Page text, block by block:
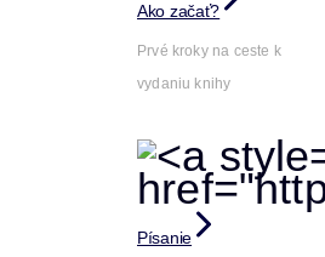
Ako začať?
Prvé kroky na ceste k
vydaniu knihy
Písanie